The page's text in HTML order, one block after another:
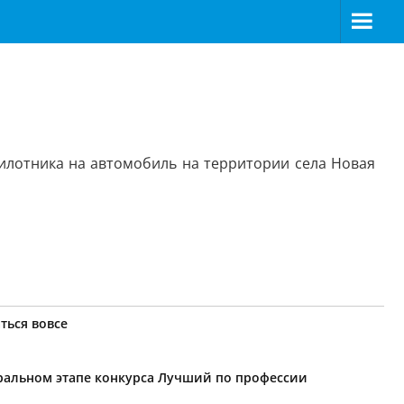
на автомобиль на территории села Новая
вовсе
этапе конкурса Лучший по профессии